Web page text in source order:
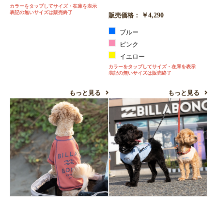
カラーをタップしてサイズ・在庫を表示
表記の無いサイズは販売終了
もっと見る
販売価格： ￥4,290
ブルー
ピンク
イエロー
カラーをタップしてサイズ・在庫を表示
表記の無いサイズは販売終了
もっと見る